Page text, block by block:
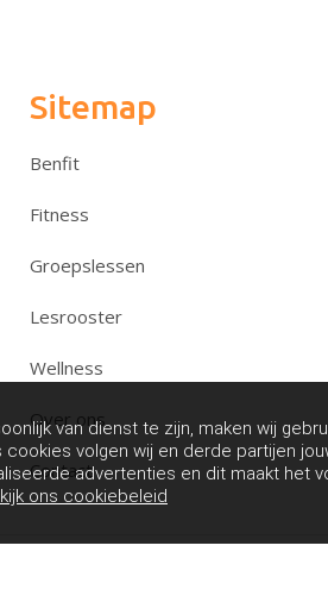
Sitemap
Benfit
Fitness
Groepslessen
Lesrooster
Wellness
Over ons
Contact
van dienst te zijn, maken wij
cookies volgen wij en derde partijen
advertenties en dit maakt het
ons cookiebeleid